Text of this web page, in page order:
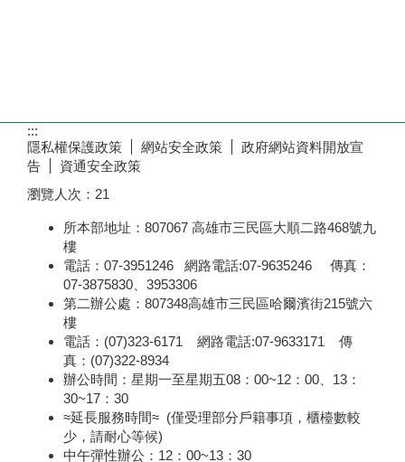
:::
隱私權保護政策
網站安全政策
政府網站資料開放宣
告
資通安全政策
瀏覽人次： 21
所本部地址：807067 高雄市三民區大順二路468號九
樓
電話：07-3951246 網路電話:07-9635246 傳真：
07-3875830、3953306
第二辦公處：807348高雄市三民區哈爾濱街215號六
樓
電話：(07)323-6171 網路電話:07-9633171 傳
真：(07)322-8934
辦公時間：星期一至星期五08：00~12：00、13：
30~17：30
≈延長服務時間≈ (僅受理部分戶籍事項，櫃檯數較
少，請耐心等候)
中午彈性辦公：12：00~13：30